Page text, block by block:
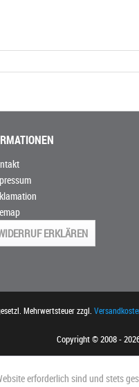
ERKLÄREN
Mehrwertsteuer zzgl.
Copyright © 2008 -
erforderlich sind und stets